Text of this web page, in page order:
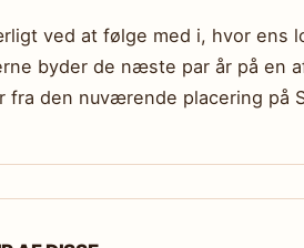
ved at følge med i, hvor ens
byder de næste par år på en
fra den nuværende placering på